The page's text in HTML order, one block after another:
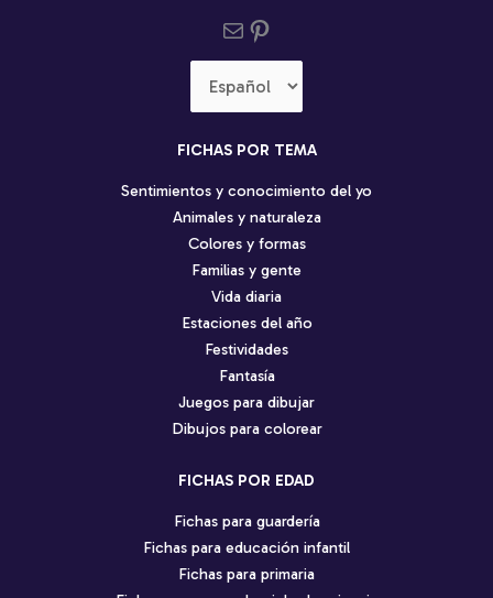
Send us an emailPinterest social profile
FICHAS POR TEMA
Sentimientos y conocimiento del yo
Animales y naturaleza
Colores y formas
Familias y gente
Vida diaria
Estaciones del año
Festividades
Fantasía
Juegos para dibujar
Dibujos para colorear
FICHAS POR EDAD
Fichas para guardería
Fichas para educación infantil
Fichas para primaria